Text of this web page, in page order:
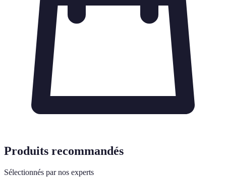
Produits recommandés
Sélectionnés par nos experts